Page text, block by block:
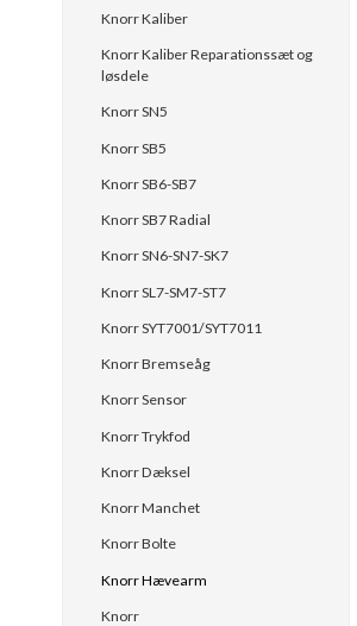
Knorr Kaliber
Knorr Kaliber Reparationssæt og
løsdele
Knorr SN5
Knorr SB5
Knorr SB6-SB7
Knorr SB7 Radial
Knorr SN6-SN7-SK7
Knorr SL7-SM7-ST7
Knorr SYT7001/SYT7011
Knorr Bremseåg
Knorr Sensor
Knorr Trykfod
Knorr Dæksel
Knorr Manchet
Knorr Bolte
Knorr Hævearm
Knorr